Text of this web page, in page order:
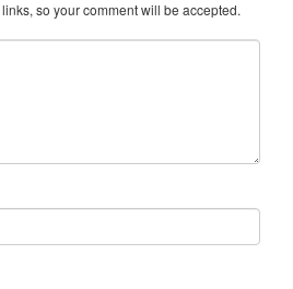
so your comment will be accepted.